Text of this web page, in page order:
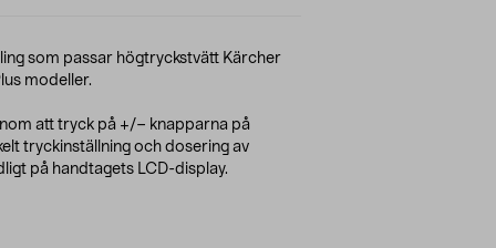
som passar högtryckstvätt Kärcher
modeller.
att tryck på +/– knapparna på
tryckinställning och dosering av
på handtagets LCD-display.